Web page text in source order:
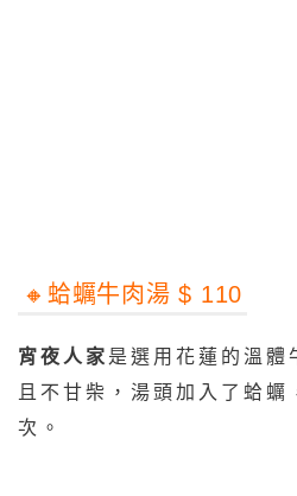
🔸️蛤蠣牛肉湯 $ 110
宵夜人家 是選用花蓮的溫體
且不甘柴，湯頭加入了蛤蠣
次。